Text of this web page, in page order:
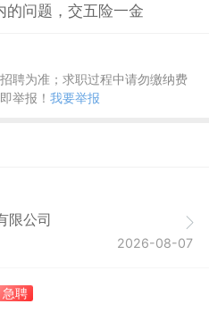
的问题，交五险一金
聘为准；求职过程中请勿缴纳费
举报！ 我要举报
限公司
2026-08-07
急聘